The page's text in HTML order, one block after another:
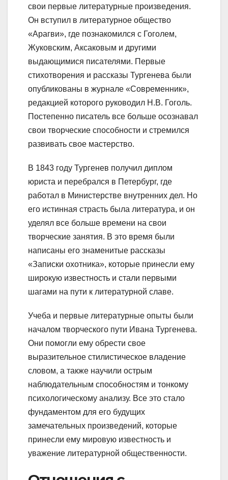
свои первые литературные произведения.
Он вступил в литературное общество
«Арагви», где познакомился с Гоголем,
Жуковским, Аксаковым и другими
выдающимися писателями. Первые
стихотворения и рассказы Тургенева были
опубликованы в журнале «Современник»,
редакцией которого руководил Н.В. Гоголь.
Постепенно писатель все больше осознавал
свои творческие способности и стремился
развивать свое мастерство.
В 1843 году Тургенев получил диплом
юриста и перебрался в Петербург, где
работал в Министерстве внутренних дел. Но
его истинная страсть была литература, и он
уделял все больше времени на свои
творческие занятия. В это время были
написаны его знаменитые рассказы
«Записки охотника», которые принесли ему
широкую известность и стали первыми
шагами на пути к литературной славе.
Учеба и первые литературные опыты были
началом творческого пути Ивана Тургенева.
Они помогли ему обрести свое
выразительное стилистическое владение
словом, а также научили острым
наблюдательным способностям и тонкому
психологическому анализу. Все это стало
фундаментом для его будущих
замечательных произведений, которые
принесли ему мировую известность и
уважение литературной общественности.